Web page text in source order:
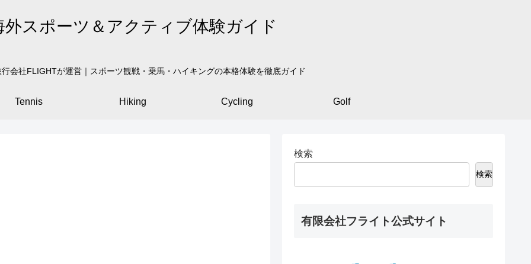
外スポーツ＆アクティブ体験ガイド
会社FLIGHTが運営｜スポーツ観戦・乗馬・ハイキングの本格体験を徹底ガイド
Tennis Hiking Cycling Golf
検索
検索
有限会社フライト公式サイト